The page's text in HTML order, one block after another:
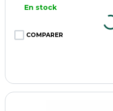
En stock
COMPARER